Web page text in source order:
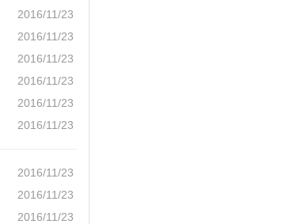
2016/11/23
2016/11/23
2016/11/23
2016/11/23
2016/11/23
2016/11/23
2016/11/23
2016/11/23
2016/11/23